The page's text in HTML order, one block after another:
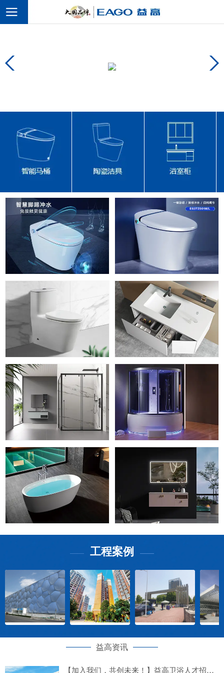
—— 工程案例 ——
益高资讯
【加入我们，共创未来！】益高卫浴人才招募计划正式启动